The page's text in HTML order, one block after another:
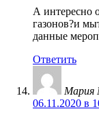
А интересно
газонов?и
данные
Ответить
Мария
06.11.2020 в